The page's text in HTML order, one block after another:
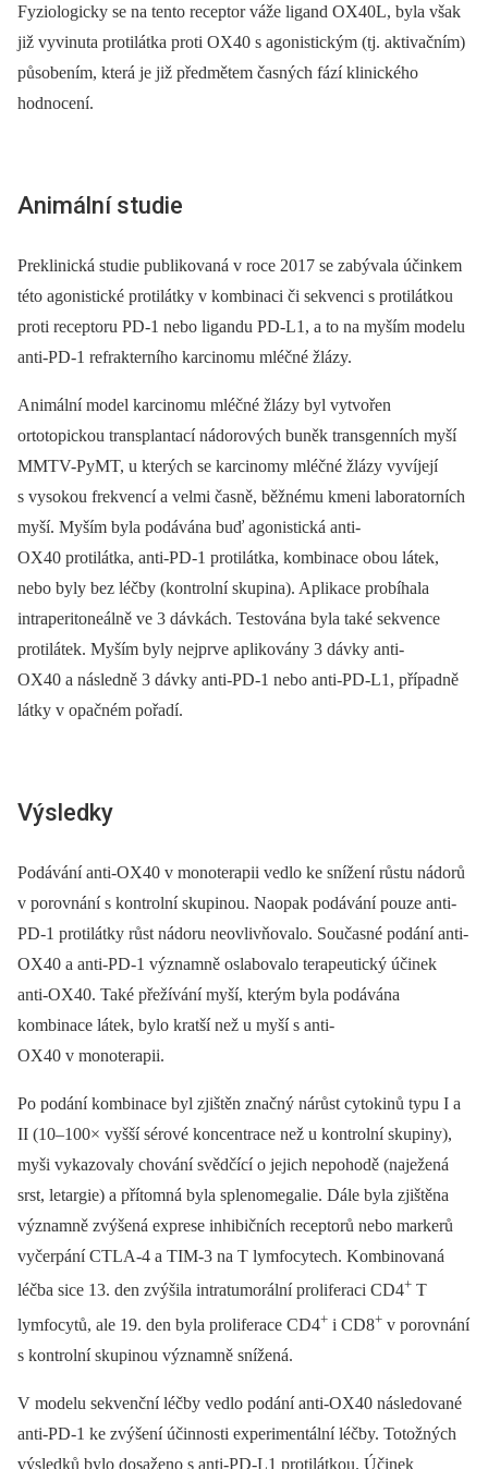
Fyziologicky se na tento receptor váže ligand OX40L, byla však
již vyvinuta protilátka proti OX40 s agonistickým (tj. aktivačním)
působením, která je již předmětem časných fází klinického
hodnocení.
Animální studie
Preklinická studie publikovaná v roce 2017 se zabývala účinkem
této agonistické protilátky v kombinaci či sekvenci s protilátkou
proti receptoru PD-1 nebo ligandu PD-L1, a to na myším modelu
anti-PD-1 refrakterního karcinomu mléčné žlázy.
Animální model karcinomu mléčné žlázy byl vytvořen
ortotopickou transplantací nádorových buněk transgenních myší
MMTV-PyMT, u kterých se karcinomy mléčné žlázy vyvíjejí
s vysokou frekvencí a velmi časně, běžnému kmeni laboratorních
myší. Myším byla podávána buď agonistická anti-
OX40 protilátka, anti-PD-1 protilátka, kombinace obou látek,
nebo byly bez léčby (kontrolní skupina). Aplikace probíhala
intraperitoneálně ve 3 dávkách. Testována byla také sekvence
protilátek. Myším byly nejprve aplikovány 3 dávky anti-
OX40 a následně 3 dávky anti-PD-1 nebo anti-PD-L1, případně
látky v opačném pořadí.
Výsledky
Podávání anti-OX40 v monoterapii vedlo ke snížení růstu nádorů
v porovnání s kontrolní skupinou. Naopak podávání pouze anti-
PD-1 protilátky růst nádoru neovlivňovalo. Současné podání anti-
OX40 a anti-PD-1 významně oslabovalo terapeutický účinek
anti-OX40. Také přežívání myší, kterým byla podávána
kombinace látek, bylo kratší než u myší s anti-
OX40 v monoterapii.
Po podání kombinace byl zjištěn značný nárůst cytokinů typu I a
II (10–100× vyšší sérové koncentrace než u kontrolní skupiny),
myši vykazovaly chování svědčící o jejich nepohodě (naježená
srst, letargie) a přítomná byla splenomegalie. Dále byla zjištěna
významně zvýšená exprese inhibičních receptorů nebo markerů
vyčerpání CTLA-4 a TIM-3 na T lymfocytech. Kombinovaná
léčba sice 13. den zvýšila intratumorální proliferaci CD4+ T
lymfocytů, ale 19. den byla proliferace CD4+ i CD8+ v porovnání
s kontrolní skupinou významně snížená.
V modelu sekvenční léčby vedlo podání anti-OX40 následované
anti-PD-1 ke zvýšení účinnosti experimentální léčby. Totožných
výsledků bylo dosaženo s anti-PD-L1 protilátkou. Účinek